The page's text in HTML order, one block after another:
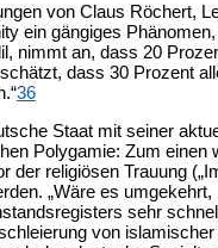
von Claus Röchert,
ein gängiges
nimmt an, dass 20
dass 30 Prozent
36
Staat mit seiner
Polygamie: Zum
der religiösen Trauung
„Wäre es
sehr
von